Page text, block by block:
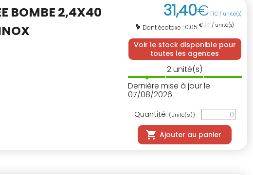
BOMBE 2,4X40
31,40€TTC / unité(s)
Dont écotaxe : 0,05 € HT / unité(s)
Voir le stock disponible pour
toutes les agences
2unité(s)
Dernière mise à jour le
07/08/2026
Quantité (unité(s))
Ajouter au panier